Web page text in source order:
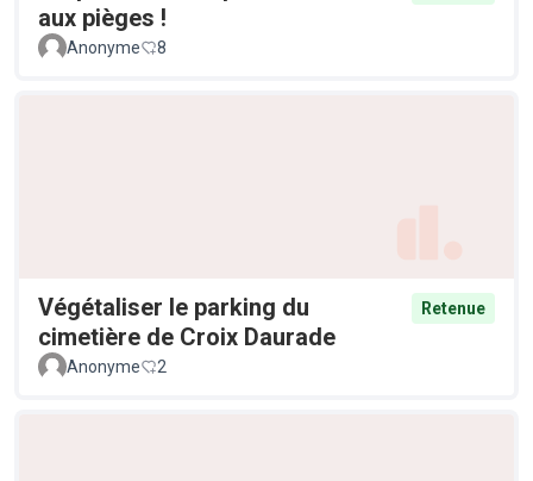
aux pièges !
Anonyme 8
Végétaliser le parking du
cimetière de Croix Daurade
Retenue
Anonyme 2